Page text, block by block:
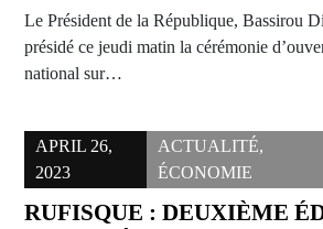
Le Président de la République, Bassirou
présidé ce jeudi matin la cérémonie
national sur…
APRIL 26,
2023
ACTUALITÉ,
ÉCONOMIE
RUFISQUE : DEUXIÈME